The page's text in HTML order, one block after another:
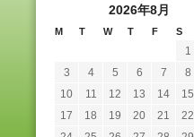
2026年8月
M T W T F S
1
3
4 5 6 7 8
10
11 12 13 14 15
17
18 19 20 21 22